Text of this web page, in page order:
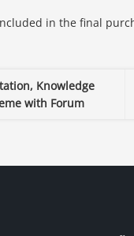
in the final
Knowledge
with Forum